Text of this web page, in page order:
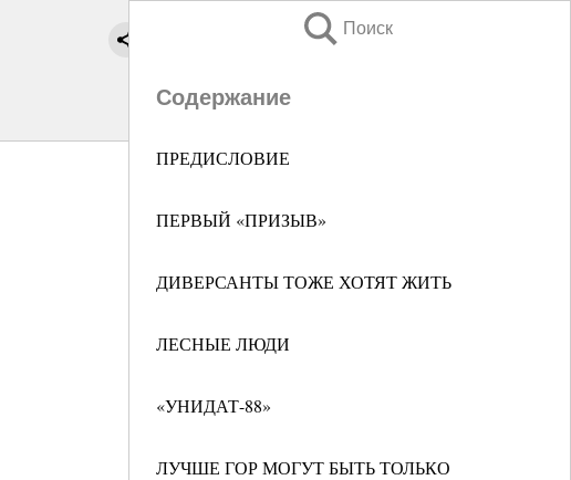
Поиск
Содержание
ПРЕДИСЛОВИЕ
ПЕРВЫЙ «ПРИЗЫВ»
ДИВЕРСАНТЫ ТОЖЕ ХОТЯТ ЖИТЬ
ЛЕСНЫЕ ЛЮДИ
«УНИДАТ-88»
ЛУЧШЕ ГОР МОГУТ БЫТЬ ТОЛЬКО